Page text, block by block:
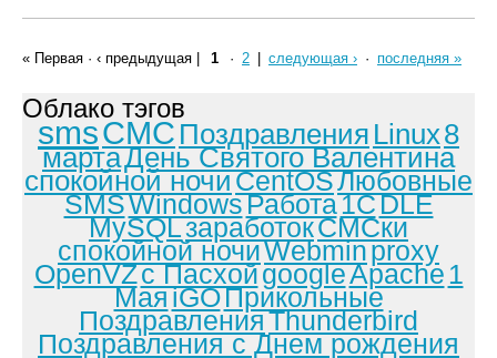
« Первая · ‹ предыдущая 1 · 2 следующая › · последняя »
Облако тэгов
smsСМС Поздравления Linux8
мартаДень Святого Валентина
спокойной ночиCentOSЛюбовные
SMSWindowsРабота1СDLE
MySQLзаработокСМСки
спокойной ночиWebminproxy
OpenVZс ПасхойgoogleApache 1
МаяiGOПрикольные
ПоздравленияThunderbird
Поздравления с Днем рождения